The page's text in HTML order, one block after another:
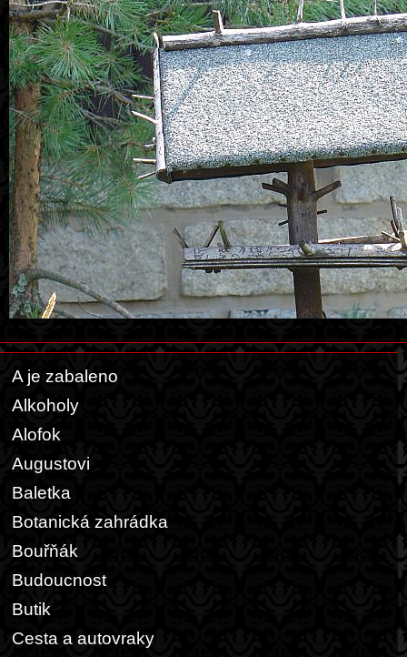
A je zabaleno
Alkoholy
Alofok
Augustovi
Baletka
Botanická zahrádka
Bouřňák
Budoucnost
Butik
Cesta a autovraky